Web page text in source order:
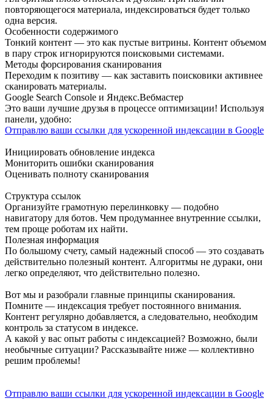
повторяющегося материала, индексироваться будет только
одна версия.
Особенности содержимого
Тонкий контент — это как пустые витрины. Контент объемом
в пару строк игнорируются поисковыми системами.
Методы форсирования сканирования
Переходим к позитиву — как заставить поисковики активнее
сканировать материалы.
Google Search Console и Яндекс.Вебмастер
Это ваши лучшие друзья в процессе оптимизации! Используя
панели, удобно:
Отправлю ваши ссылки для ускоренной индексации в Google
Инициировать обновление индекса
Мониторить ошибки сканирования
Оценивать полноту сканирования
Структура ссылок
Организуйте грамотную перелинковку — подобно
навигатору для ботов. Чем продуманнее внутренние ссылки,
тем проще роботам их найти.
Полезная информация
По большому счету, самый надежный способ — это создавать
действительно полезный контент. Алгоритмы не дураки, они
легко определяют, что действительно полезно.
Вот мы и разобрали главные принципы сканирования.
Помните — индексация требует постоянного внимания.
Контент регулярно добавляется, а следовательно, необходим
контроль за статусом в индексе.
А какой у вас опыт работы с индексацией? Возможно, были
необычные ситуации? Рассказывайте ниже — коллективно
решим проблемы!
Отправлю ваши ссылки для ускоренной индексации в Google